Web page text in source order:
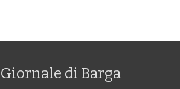
Giornale di Barga